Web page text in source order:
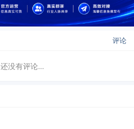
评论
还没有评论...